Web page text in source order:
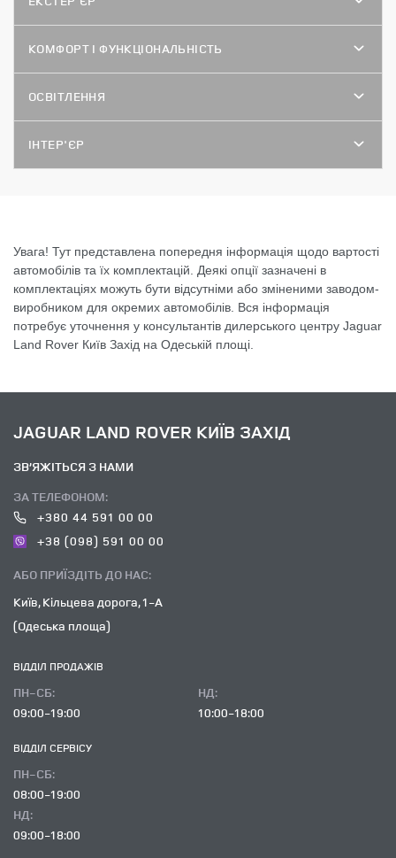
КОМФОРТ І ФУНКЦІОНАЛЬНІСТЬ
ОСВІТЛЕННЯ
ІНТЕР'ЄР
Увага! Тут представлена попередня інформація щодо вартості
автомобілів та їх комплектацій. Деякі опції зазначені в
комплектаціях можуть бути відсутніми або зміненими заводом-
виробником для окремих автомобілів. Вся інформація
потребує уточнення у консультантів дилерського центру Jaguar
Land Rover Київ Захід на Одеській площі.
JAGUAR LAND ROVER КИЇВ ЗАХІД
ЗВ’ЯЖІТЬСЯ З НАМИ
ЗА ТЕЛЕФОНОМ:
+380 44 591 00 00
+38 (098) 591 00 00
АБО ПРИЇЗДІТЬ ДО НАС:
Київ, Кільцева дорога, 1-А
(Одеська площа)
ВІДДІЛ ПРОДАЖІВ
ПН-СБ:
09:00-19:00
НД:
10:00-18:00
ВІДДІЛ CЕРВІСУ
ПН-СБ:
08:00-19:00
НД:
09:00-18:00